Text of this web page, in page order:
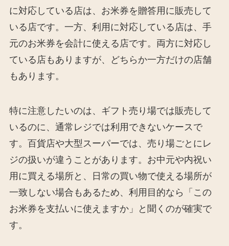
に対応している店は、お米券を贈答用に販売して
いる店です。一方、利用に対応している店は、手
元のお米券を会計に使える店です。両方に対応し
ている店もありますが、どちらか一方だけの店舗
もあります。
特に注意したいのは、ギフト売り場では販売して
いるのに、通常レジでは利用できないケースで
す。百貨店や大型スーパーでは、売り場ごとにレ
ジの扱いが違うことがあります。お中元や内祝い
用に買える場所と、日常の買い物で使える場所が
一致しない場合もあるため、利用目的なら「この
お米券を支払いに使えますか」と聞くのが確実で
す。